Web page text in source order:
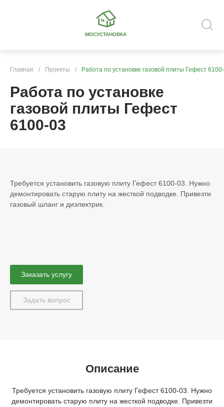
МОСУСТАНОВКА
Главная / Проекты / Работа по установке газовой плиты Гефест
Работа по установке
газовой плиты Гефест
6100-03
Требуется установить газовую плиту Гефест 6100-03. Нужно
демонтировать старую плиту на жесткой подводке. Привезти
газовый шланг и диэлектрик.
Заказать услугу
Задать вопрос
Описание
Требуется установить газовую плиту Гефест 6100-03. Нужно
демонтировать старую плиту на жесткой подводке. Привезти